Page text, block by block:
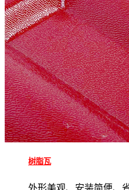
树脂瓦
外形美观、安装简便、